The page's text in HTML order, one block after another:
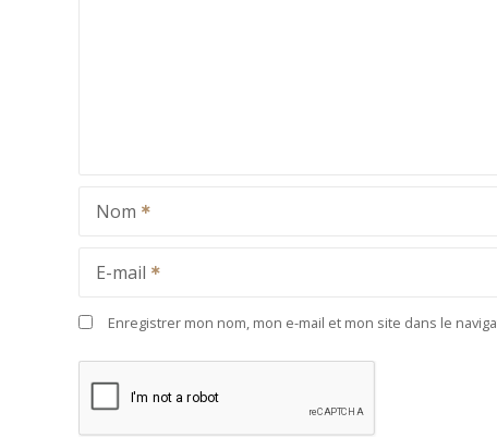
Nom
E-mail
Enregistrer mon nom, mon e-mail et mon site dans le